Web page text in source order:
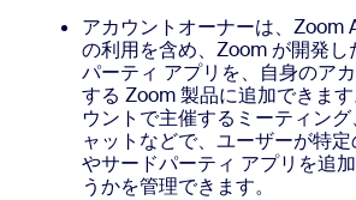
アカウントオーナーは、
の利用を含め、Zoom が開発し
パーティ アプリを、自身のア
する Zoom 製品に追加できま
ウントで主催するミーティン
ャットなどで、ユーザーが特
やサードパーティ アプリを追
うかを管理できます。